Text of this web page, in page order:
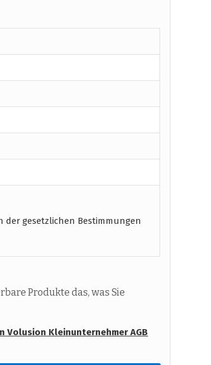
der gesetzlichen Bestimmungen
Produkte das, was Sie
Volusion Kleinunternehmer AGB